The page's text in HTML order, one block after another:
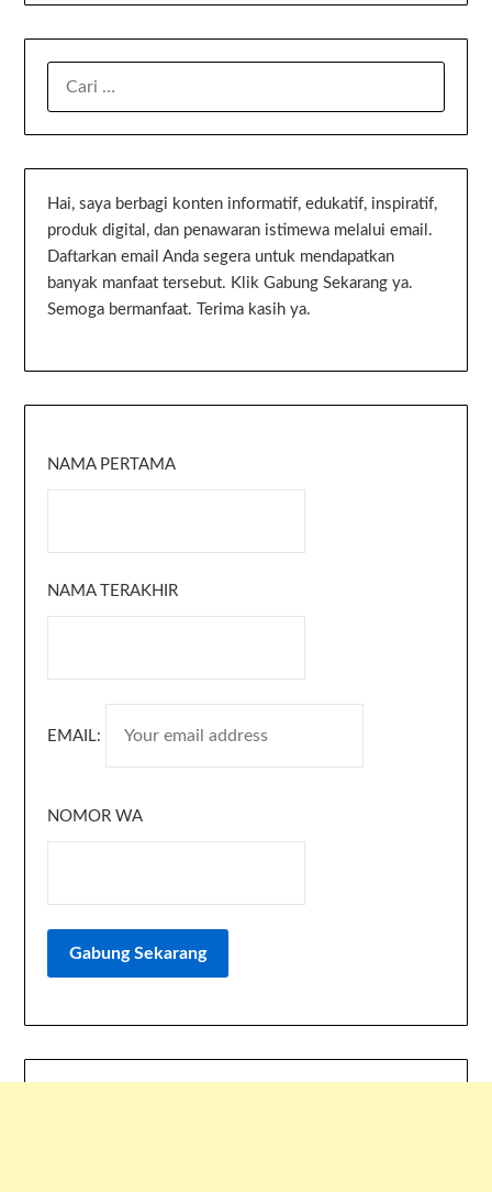
Hai, saya berbagi konten informatif, edukatif, inspiratif,
produk digital, dan penawaran istimewa melalui email.
Daftarkan email Anda segera untuk mendapatkan
banyak manfaat tersebut. Klik Gabung Sekarang ya.
Semoga bermanfaat. Terima kasih ya.
NAMA PERTAMA
NAMA TERAKHIR
EMAIL:
NOMOR WA